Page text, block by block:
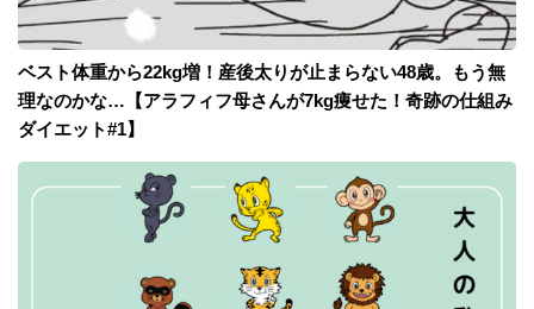
ベスト体重から22kg増！産後太りが止まらない48歳。もう無
理なのかな…【アラフィフ母さんが7kg痩せた！奇跡の仕組み
ダイエット#1】